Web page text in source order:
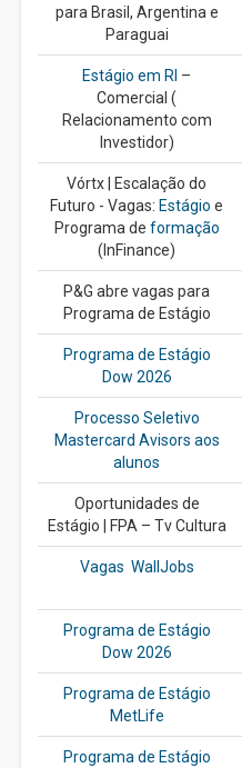
para Brasil, Argentina e
Paraguai
Estágio em RI –
Comercial (
Relacionamento com
Investidor)
Vórtx | Escalação do
Futuro - Vagas: Estágio e
Programa de formação
(InFinance)
P&G abre vagas para
Programa de Estágio
Programa de Estágio
Dow 2026
Processo Seletivo
Mastercard Avisors aos
alunos
Oportunidades de
Estágio | FPA – Tv Cultura
Vagas WallJobs
Programa de Estágio
Dow 2026
Programa de Estágio
MetLife
Programa de Estágio